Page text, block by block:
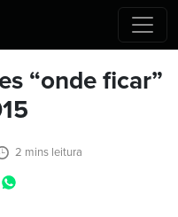
“onde ficar”
2 mins leitura